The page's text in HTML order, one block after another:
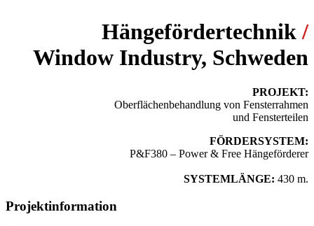
Hängefördertechnik/
Window Industry, Schweden
PROJEKT:
Oberflächenbehandlung von Fensterrahmen
und Fensterteilen
FÖRDERSYSTEM:
P&F380 – Power & Free Hängeförderer
SYSTEMLÄNGE: 430 m.
Projektinformation